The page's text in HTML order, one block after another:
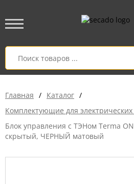
Главная / Каталог /
Комплектующие для
Блок управления с ТЭНом Terma
скрытый, ЧЕРНЫЙ матовый